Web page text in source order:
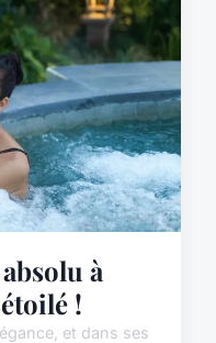
à
!
et dans ses